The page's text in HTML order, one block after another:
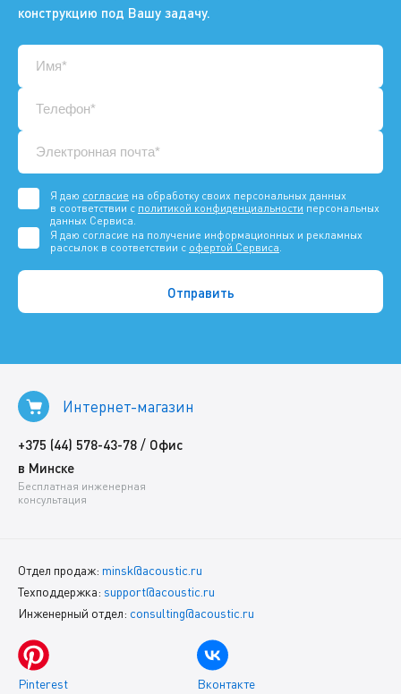
конструкцию под Вашу задачу.
Я даю согласие на обработку своих персональных данных
в соответствии с политикой конфиденциальности персональных
данных Сервиса.
Я даю согласие на получение информационных и рекламных
рассылок в соответствии с офертой Сервиса
Интернет-магазин
+375 (44) 578-43-78 / Офис
в Минске
Бесплатная инженерная
консультация
Отдел продаж: minsk@acoustic.ru
Техподдержка: support@acoustic.ru
Инженерный отдел: consulting@acoustic.ru
Pinterest Вконтакте